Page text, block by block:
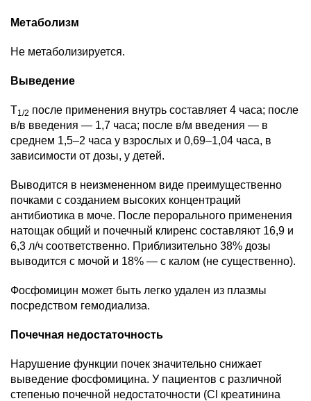
Метаболизм
Не метаболизируется.
Выведение
T1/2 после применения внутрь составляет 4 часа; после
в/в введения — 1,7 часа; после в/м введения — в
среднем 1,5–2 часа у взрослых и 0,69–1,04 часа, в
зависимости от дозы, у детей.
Выводится в неизмененном виде преимущественно
почками с созданием высоких концентраций
антибиотика в моче. После перорального применения
натощак общий и почечный клиренс составляют 16,9 и
6,3 л/ч соответственно. Приблизительно 38% дозы
выводится с мочой и 18% — с калом (не существенно).
Фосфомицин может быть легко удален из плазмы
посредством гемодиализа.
Почечная недостаточность
Нарушение функции почек значительно снижает
выведение фосфомицина. У пациентов с различной
степенью почечной недостаточности (Cl креатинина